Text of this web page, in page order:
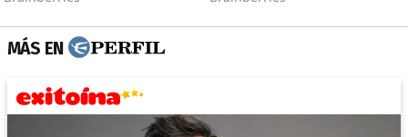
MÁS EN